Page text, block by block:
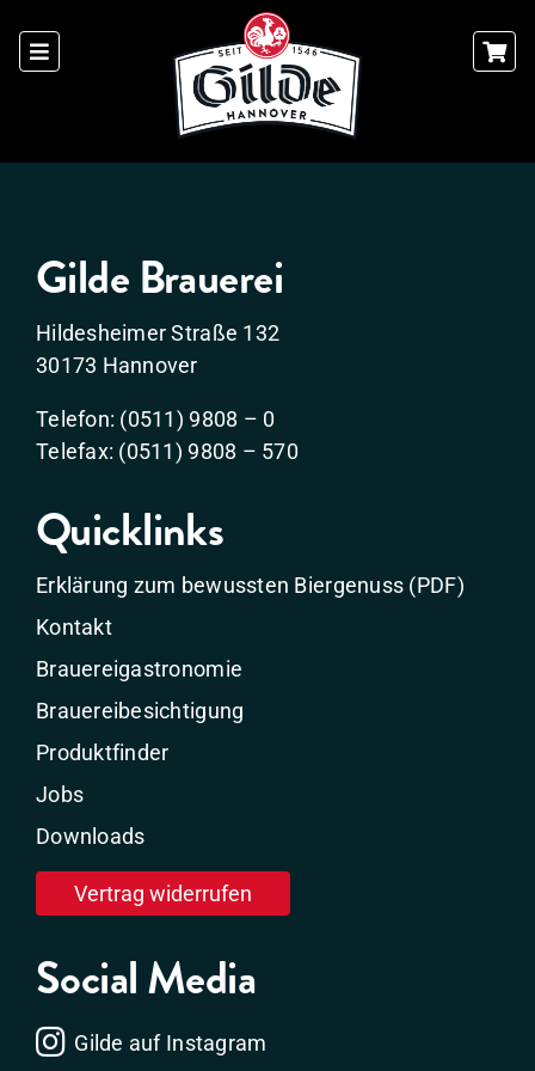
content
Gilde Brauerei
Hildesheimer Straße 132
30173 Hannover
Telefon: (0511) 9808 – 0
Telefax: (0511) 9808 – 570
Quicklinks
Erklärung zum bewussten Biergenuss (PDF)
Kontakt
Brauereigastronomie
Brauereibesichtigung
Produktfinder
Jobs
Downloads
Vertrag widerrufen
Social Media
Gilde auf Instagram